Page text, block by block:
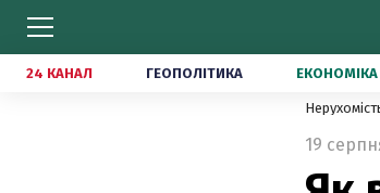
24 КАНАЛ ГЕОПОЛІТИКА ЕКОНОМІКА
19